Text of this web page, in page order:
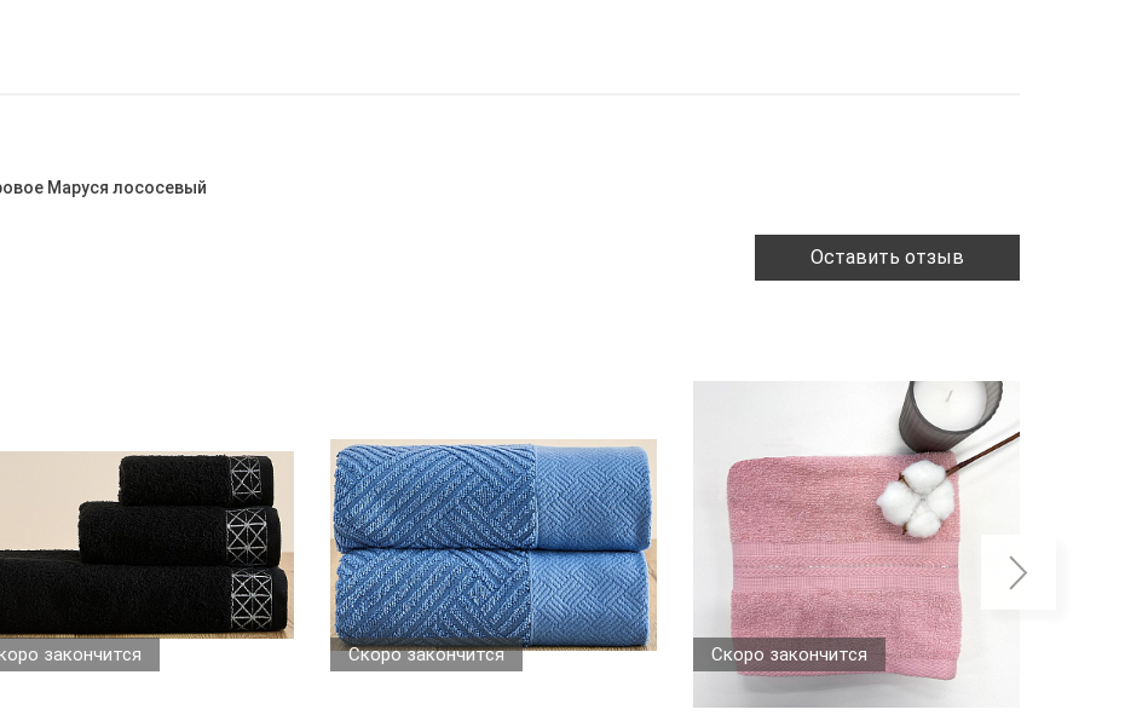
Маруся лососевый
Оставить отзыв
закончится Скоро закончится Скоро закончится